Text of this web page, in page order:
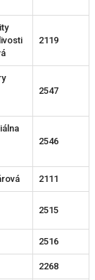
2119
2547
2546
2111
2515
2516
2268